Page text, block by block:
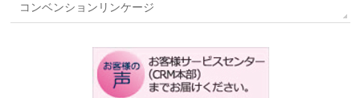
コンベンションリンケージ